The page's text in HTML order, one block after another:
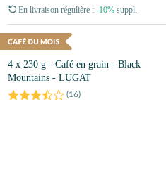
En livraison régulière : -10% suppl.
4 x 230 g - Café en grain - Black
Mountains - LUGAT
(16)